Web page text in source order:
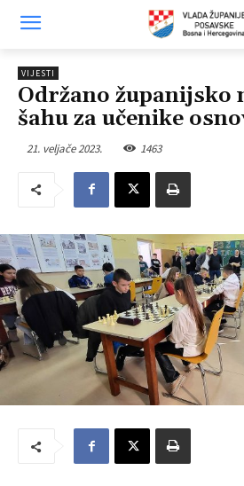
VIJESTI
Održano županijsko
šahu za učenike
21. veljače 2023. 1463